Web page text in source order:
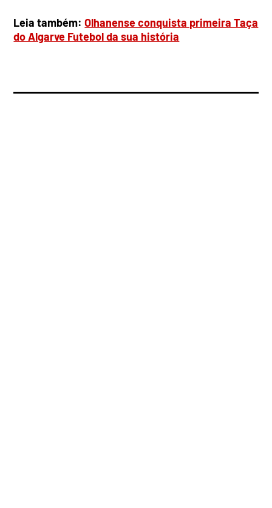
Leia também:Olhanense conquista primeira Taça
do Algarve Futebol da sua história